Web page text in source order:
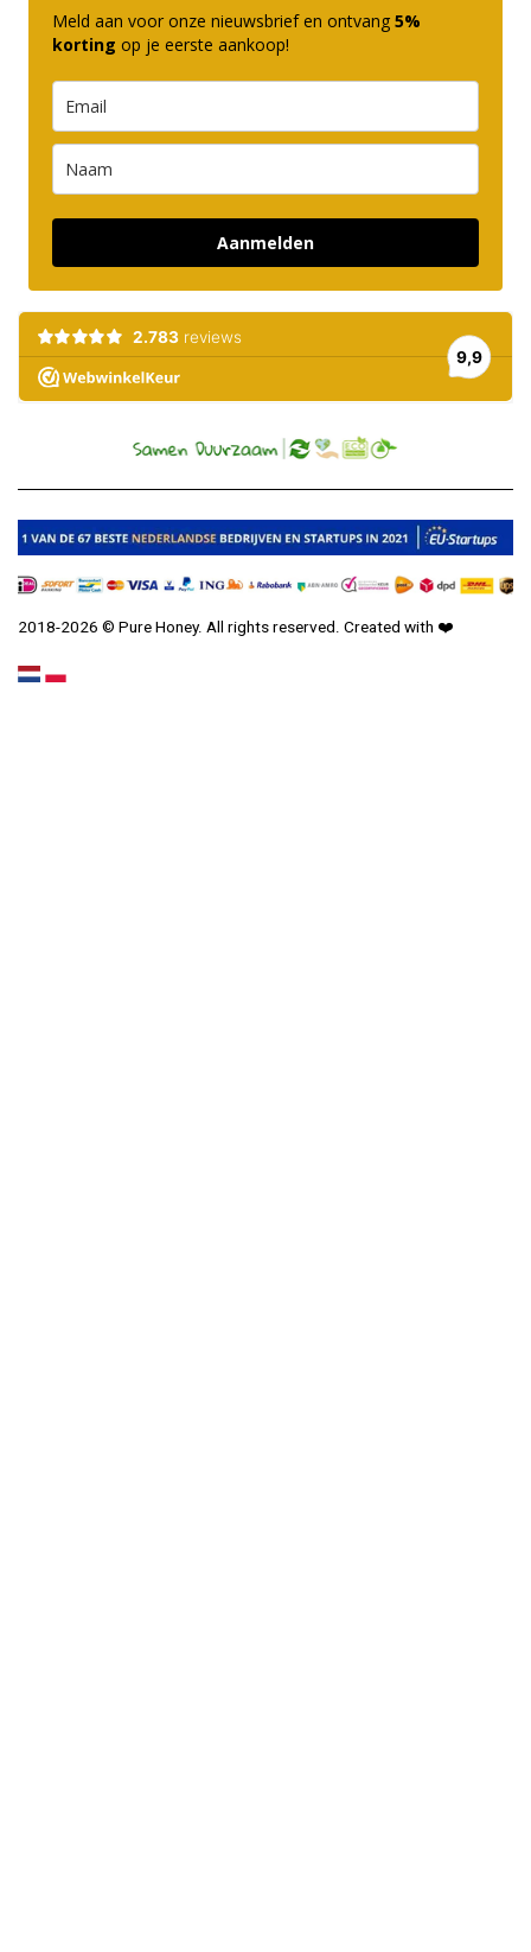
Meld aan voor onze nieuwsbrief en ontvang 5%
korting op je eerste aankoop!
Aanmelden
2018-2026 © Pure Honey. All rights reserved. Created with ❤️